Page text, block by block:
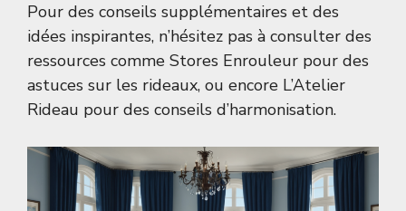
Pour des conseils supplémentaires et des
idées inspirantes, n’hésitez pas à consulter des
ressources comme Stores Enrouleur pour des
astuces sur les rideaux, ou encore L’Atelier
Rideau pour des conseils d’harmonisation.